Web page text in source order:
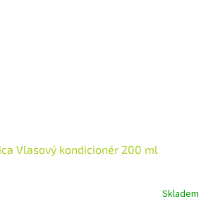
Vlasový kondicionér 200 ml
Skladem